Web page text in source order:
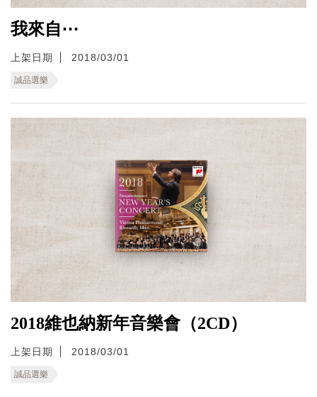
我來自⋯
上架日期 2018/03/01
誠品選樂
2018維也納新年音樂會（2CD）
上架日期 2018/03/01
誠品選樂